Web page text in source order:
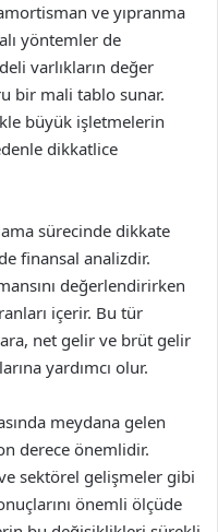
ve yıpranma
yöntemler de
varlıkların değer
bir mali tablo sunar.
büyük işletmelerin
dikkatlice
sürecinde dikkate
finansal analizdir.
değerlendirirken
içerir. Bu tür
net gelir ve brüt gelir
yardımcı olur.
meydana gelen
derece önemlidir.
sektörel gelişmeler gibi
önemli ölçüde